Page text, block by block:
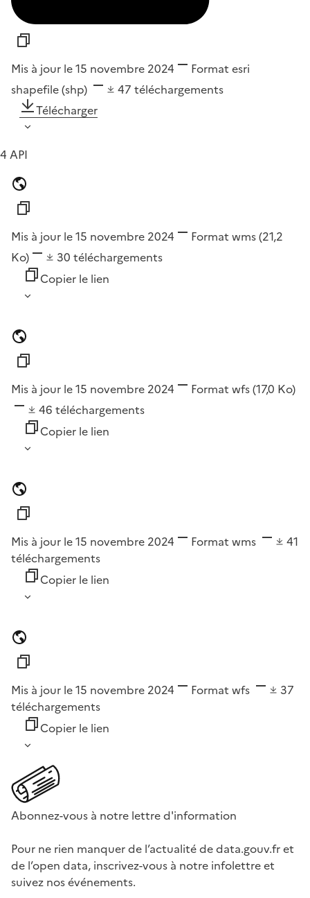
Mis à jour le 15 novembre 2024 Format esri
shapefile (shp)
47 téléchargements
Télécharger
4 API
Mis à jour le 15 novembre 2024 Format wms(21,2
Ko)
30 téléchargements
Copier le lien
Mis à jour le 15 novembre 2024 Format wfs(17,0 Ko)
46 téléchargements
Copier le lien
Mis à jour le 15 novembre 2024 Format wms
41
téléchargements
Copier le lien
Mis à jour le 15 novembre 2024 Format wfs
37
téléchargements
Copier le lien
Abonnez-vous à notre lettre d'information
Pour ne rien manquer de l’actualité de data.gouv.fr et
de l’open data, inscrivez-vous à notre infolettre et
suivez nos événements.